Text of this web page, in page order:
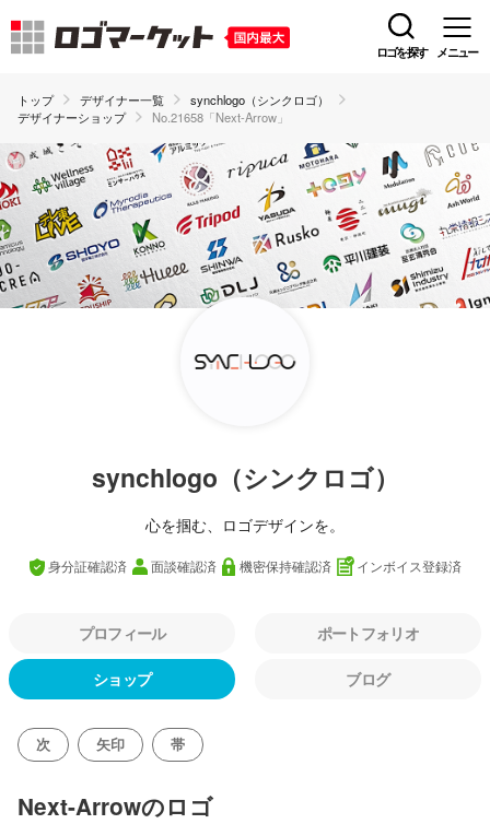
ロゴを探す メニュー
トップ デザイナー一覧
synchlogo（シンクロゴ）
デザイナーショップ
No.21658「Next-Arrow」
synchlogo（シンクロゴ）
心を掴む、ロゴデザインを。
身分証確認済 面談確認済 機密保持確認済 インボイス登録済
プロフィール ポートフォリオ
ショップ ブログ
次 矢印 帯
Next-Arrowのロゴ